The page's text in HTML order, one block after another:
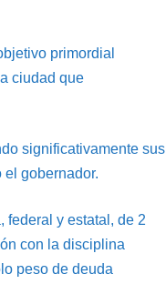
primordial
ciudad que
significativamente sus
el gobernador.
federal y estatal, de 2
con la disciplina
peso de deuda